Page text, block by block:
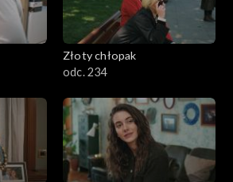
Złoty chłopak
odc. 234